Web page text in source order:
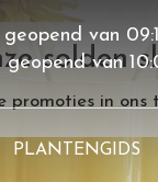
solden
promoties in ons
van
geopend van
PLANTENGIDS